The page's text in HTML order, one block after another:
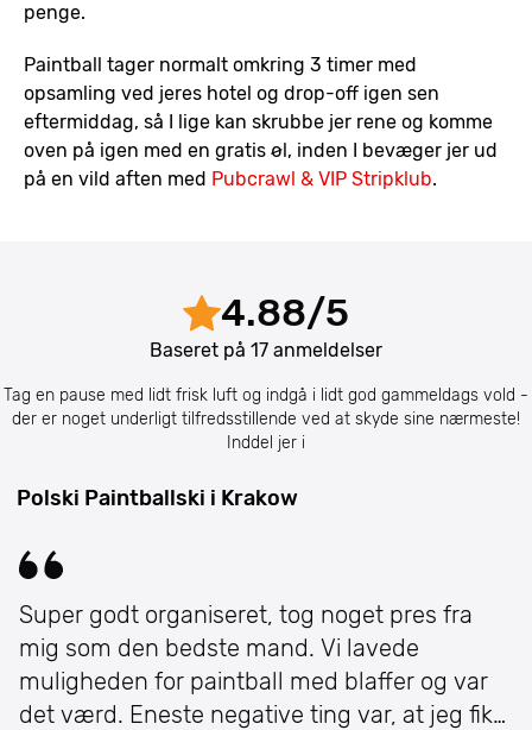
penge.
Paintball tager normalt omkring 3 timer med
opsamling ved jeres hotel og drop-off igen sen
eftermiddag, så I lige kan skrubbe jer rene og komme
oven på igen med en gratis øl, inden I bevæger jer ud
på en vild aften med Pubcrawl & VIP Stripklub.
4.88/5
Baseret på 17 anmeldelser
Tag en pause med lidt frisk luft og indgå i lidt god gammeldags vold -
der er noget underligt tilfredsstillende ved at skyde sine nærmeste!
Inddel jer i
Polski Paintballski i Krakow
Super godt organiseret, tog noget pres fra
mig som den bedste mand. Vi lavede
muligheden for paintball med blaffer og var
det værd. Eneste negative ting var, at jeg fik